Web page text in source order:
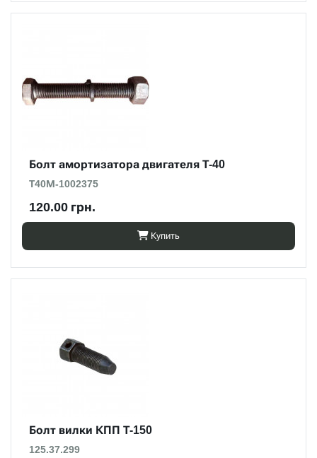
Болт амортизатора двигателя Т-40
Т40М-1002375
120.00 грн.
Купить
Болт вилки КПП Т-150
125.37.299